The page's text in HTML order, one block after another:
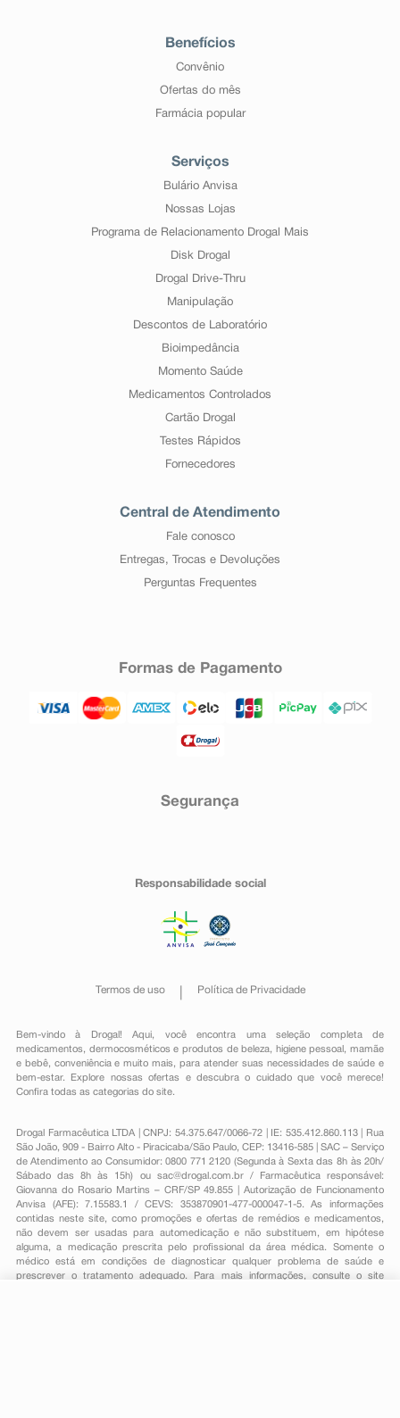
Benefícios
Convênio
Ofertas do mês
Farmácia popular
Serviços
Bulário Anvisa
Nossas Lojas
Programa de Relacionamento Drogal Mais
Disk Drogal
Drogal Drive-Thru
Manipulação
Descontos de Laboratório
Bioimpedância
Momento Saúde
Medicamentos Controlados
Cartão Drogal
Testes Rápidos
Fornecedores
Central de Atendimento
Fale conosco
Entregas, Trocas e Devoluções
Perguntas Frequentes
Formas de Pagamento
Segurança
Responsabilidade social
Termos de uso Política de Privacidade
Bem-vindo à Drogal! Aqui, você encontra uma seleção completa de
medicamentos , dermocosméticos e produtos de beleza, higiene pessoal ,mamãe
e bebê, conveniênciae muito mais, para atender suas necessidades de saúde e
bem-estar. Explore nossas ofertas e descubra o cuidado que você merece!
Confira todas as categorias do site.
Drogal Farmacêutica LTDA | CNPJ: 54.375.647/0066-72 | IE: 535.412.860.113 | Rua
São João, 909 - Bairro Alto - Piracicaba/São Paulo, CEP: 13416-585 | SAC – Serviço
de Atendimento ao Consumidor: 0800 771 2120 (Segunda à Sexta das 8h às 20h/
Sábado das 8h às 15h) ou sac@drogal.com.br/ Farmacêutica responsável:
Giovanna do Rosario Martins – CRF/SP 49.855 | Autorização de Funcionamento
Anvisa (AFE): 7.15583.1 / CEVS: 353870901-477-000047-1-5. As informações
contidas neste site, como promoções e ofertas de remédios e medicamentos,
não devem ser usadas para automedicação e não substituem, em hipótese
alguma, a medicação prescrita pelo profissional da área médica. Somente o
médico está em condições de diagnosticar qualquer problema de saúde e
prescrever o tratamento adequado. Para mais informações, consulte o site